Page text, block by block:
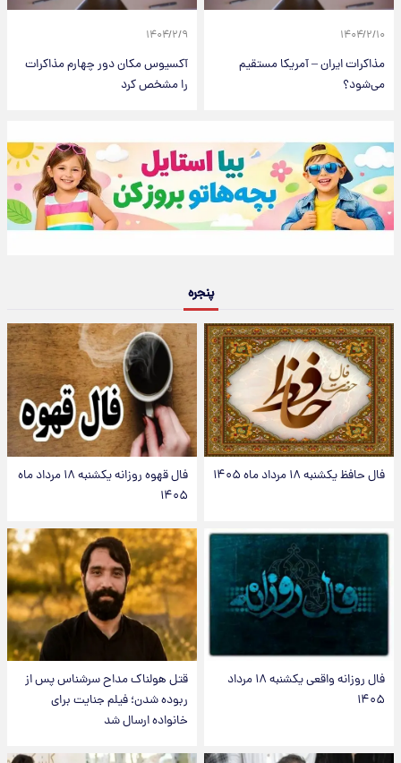
۱۴۰۴/۲/۱۰
مذاکرات ایران – آمریکا مستقیم
می‌شود؟
۱۴۰۴/۲/۹
آکسیوس مکان دور چهارم مذاکرات
را مشخص کرد
پنجره
فال حافظ یکشنبه ۱۸ مرداد ماه ۱۴۰۵
فال قهوه روزانه یکشنبه ۱۸ مرداد ماه
۱۴۰۵
فال روزانه واقعی یکشنبه ۱۸ مرداد
۱۴۰۵
قتل هولناک مداح سرشناس پس از
ربوده شدن؛ فیلم جنایت برای
خانواده ارسال شد